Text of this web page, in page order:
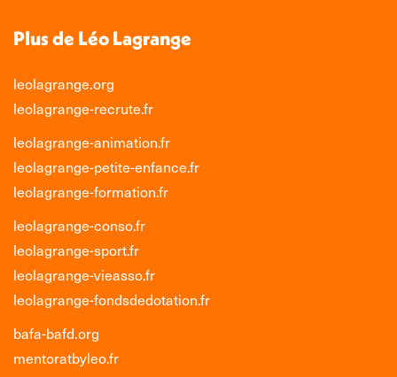
Plus de Léo Lagrange
leolagrange.org
leolagrange-recrute.fr
leolagrange-animation.fr
leolagrange-petite-enfance.fr
leolagrange-formation.fr
leolagrange-conso.fr
leolagrange-sport.fr
leolagrange-vieasso.fr
leolagrange-fondsdedotation.fr
bafa-bafd.org
mentoratbyleo.fr